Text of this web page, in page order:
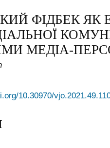
ФІДБЕК ЯК
МЕДІА-
10.30970/